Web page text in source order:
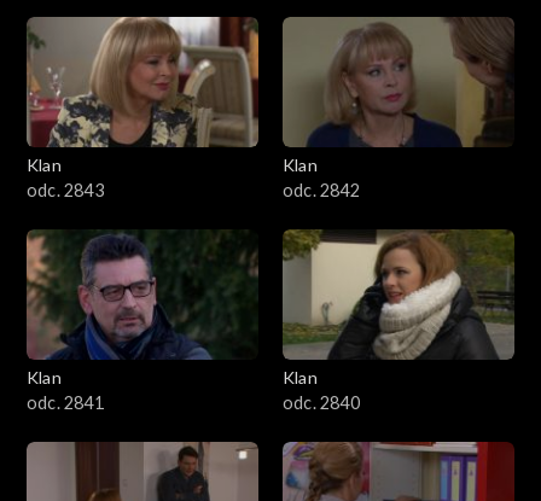
Klan
odc. 2843
Klan
odc. 2842
Klan
odc. 2841
Klan
odc. 2840